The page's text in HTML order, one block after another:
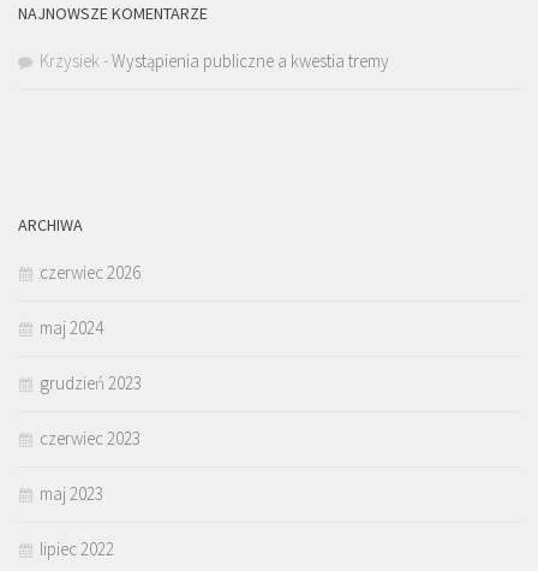
NAJNOWSZE KOMENTARZE
Krzysiek-Wystąpienia publiczne a kwestia tremy
ARCHIWA
czerwiec 2026
maj 2024
grudzień 2023
czerwiec 2023
maj 2023
lipiec 2022